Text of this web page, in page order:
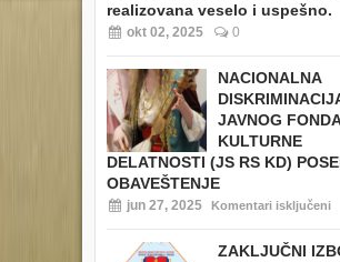
realizovana veselo i uspešno.
okt 02, 2025 0
NACIONALNA
JAVNOG
KULTURNE
DELATNOSTI (JS RS KD)
OBAVEŠTENJE
jun 27, 2025 Komentari isključeni
ZAKLJUČNI